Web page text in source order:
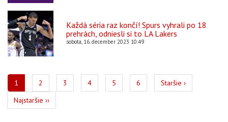
Každá séria raz končí! Spurs vyhrali po 18
prehrách, odniesli si to LA Lakers
sobota, 16. december 2023 10:49
Pagination
Aktuálna
stránka
1 Page
2 Page
3 Page
4 Page
5 Page
6
Ďalšia
strana
Staršie ›
Posledná
strana
Najstaršie ››